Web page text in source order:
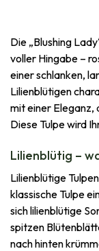
Die „Blushing
voller Hingabe –
einer schlanken,
Lilienblütigen
mit einer Eleganz,
Diese Tulpe wird
Lilienblütig –
Lilienblütige
klassische Tulpe
sich lilienblütige
spitzen
nach hinten